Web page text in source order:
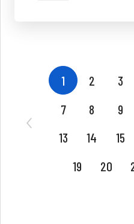
1 2 3
7
8 9
13
14 15
19
20